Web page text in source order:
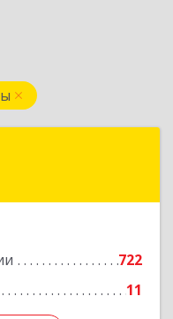
722
11
Гарант
Подробнее